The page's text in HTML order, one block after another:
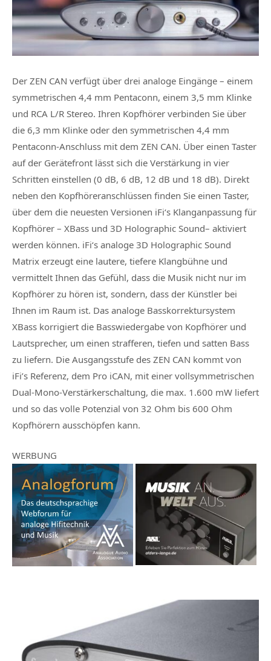
Der ZEN CAN verfügt über drei analoge Eingänge – einem
symmetrischen 4,4 mm Pentaconn, einem 3,5 mm Klinke
und RCA L/R Stereo. Ihren Kopfhörer verbinden Sie über
die 6,3 mm Klinke oder den symmetrischen 4,4 mm
Pentaconn-Anschluss mit dem ZEN CAN. Über einen Taster
auf der Gerätefront lässt sich die Verstärkung in vier
Schritten einstellen (0 dB, 6 dB, 12 dB und 18 dB). Direkt
neben den Kopfhöreranschlüssen finden Sie einen Taster,
über dem die neuesten Versionen iFi‘s Klanganpassung für
Kopfhörer – XBass und 3D Holographic Sound– aktiviert
werden können. iFi‘s analoge 3D Holographic Sound
Matrix erzeugt eine lautere, tiefere Klangbühne und
vermittelt Ihnen das Gefühl, dass die Musik nicht nur im
Kopfhörer zu hören ist, sondern, dass der Künstler bei
Ihnen im Raum ist. Das analoge Basskorrektursystem
XBass korrigiert die Basswiedergabe von Kopfhörer und
Lautsprecher, um einen strafferen, tiefen und satten Bass
zu liefern. Die Ausgangsstufe des ZEN CAN kommt von
iFi’s Referenz, dem Pro iCAN, mit einer vollsymmetrischen
Dual-Mono-Verstärkerschaltung, die max. 1.600 mW liefert
und so das volle Potenzial von 32 Ohm bis 600 Ohm
Kopfhörern ausschöpfen kann.
WERBUNG